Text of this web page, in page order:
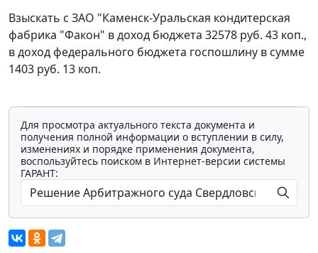
Взыскать с ЗАО "Каменск-Уральская кондитерская
фабрика "Факон" в доход бюджета 32578 руб. 43 коп.,
в доход федерального бюджета госпошлину в сумме
1403 руб. 13 коп.
Для просмотра актуального текста документа и
получения полной информации о вступлении в силу,
изменениях и порядке применения документа,
воспользуйтесь поиском в Интернет-версии системы
ГАРАНТ: